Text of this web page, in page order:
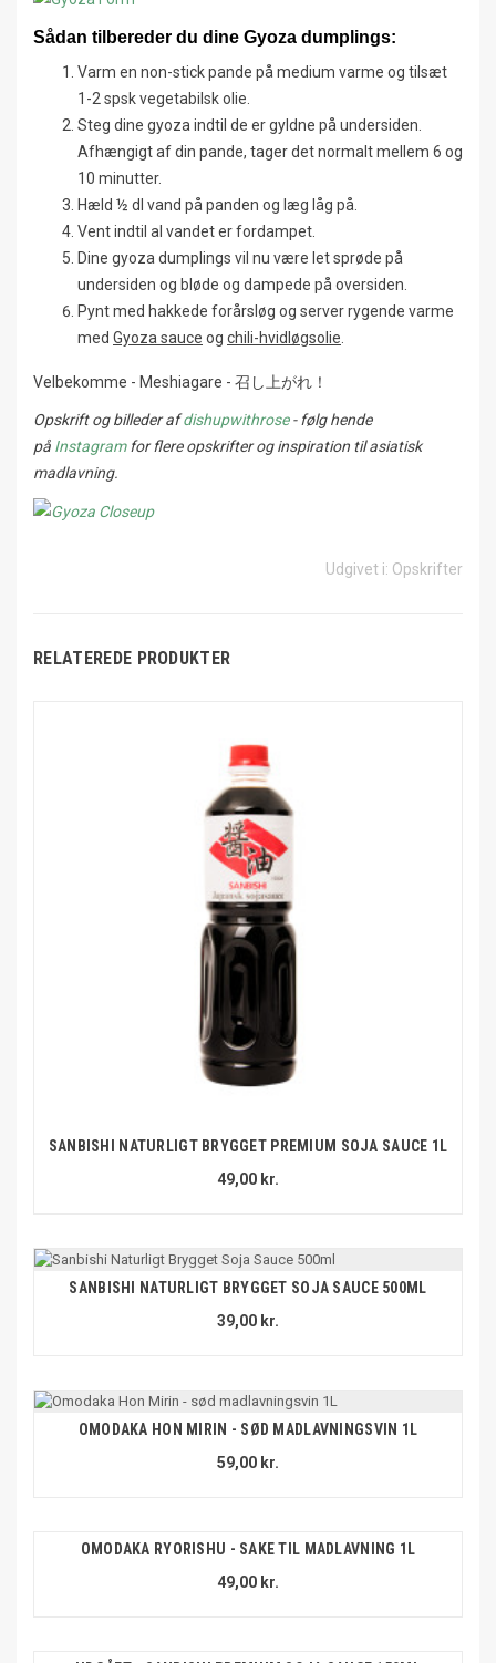
Sådan tilbereder du dine Gyoza dumplings:
Varm en non-stick pande på medium varme og tilsæt
1-2 spsk vegetabilsk olie.
Steg dine gyoza indtil de er gyldne på undersiden.
Afhængigt af din pande, tager det normalt mellem 6 og
10 minutter.
Hæld ½ dl vand på panden og læg låg på.
Vent indtil al vandet er fordampet.
Dine gyoza dumplings vil nu være let sprøde på
undersiden og bløde og dampede på oversiden.
Pynt med hakkede forårsløg og server rygende varme
med Gyoza sauce og chili-hvidløgsolie
Velbekomme - Meshiagare - 召し上がれ！
Opskrift og billeder afdishupwithrose- følg hende
på Instagramfor flere opskrifter og inspiration til asiatisk
madlavning.
Udgivet i: Opskrifter
RELATEREDE PRODUKTER
SANBISHI NATURLIGT BRYGGET PREMIUM SOJA SAUCE 1L
49,00 kr.
SANBISHI NATURLIGT BRYGGET SOJA SAUCE 500ML
39,00 kr.
OMODAKA HON MIRIN - SØD MADLAVNINGSVIN 1L
59,00 kr.
OMODAKA RYORISHU - SAKE TIL MADLAVNING 1L
49,00 kr.